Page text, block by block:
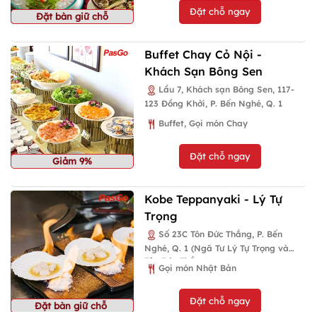
Đặt bàn giữ chỗ Đặt chỗ ngay
Giảm 9%
Buffet Chay Cỏ Nội -
Khách Sạn Bông Sen
Lầu 7, Khách sạn Bông Sen, 117-
123 Đồng Khởi, P. Bến Nghé, Q. 1
Buffet, Gọi món Chay
Đặt chỗ ngay
Đặt bàn giữ chỗ
Kobe Teppanyaki - Lý Tự
Trọng
Số 23C Tôn Đức Thắng, P. Bến
Nghé, Q. 1 (Ngã Tư Lý Tự Trọng và
Tôn Đức Thắng)
Gọi món Nhật Bản
Đặt chỗ ngay